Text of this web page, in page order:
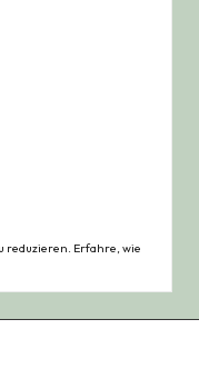
reduzieren. Erfahre, wie